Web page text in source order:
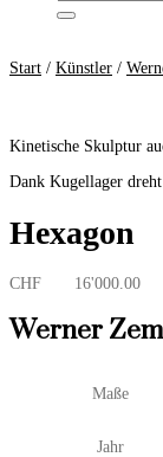
Start / Künstler /
Kinetische Skulptur
Dank Kugellager
Hexagon
CHF 16'000.00
Werner
Maße
Jahr